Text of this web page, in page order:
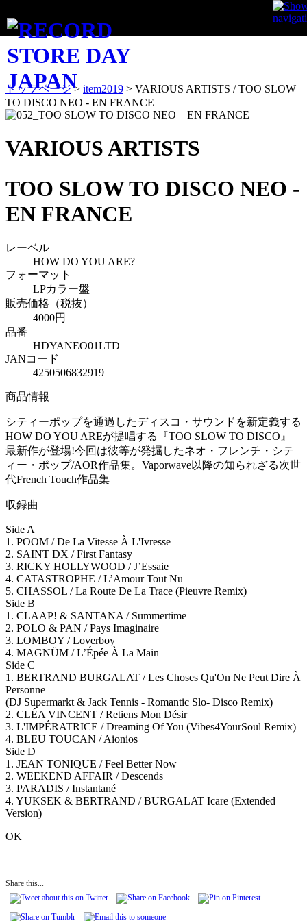
ITEM
トップページ > item2019 > VARIOUS ARTISTS / TOO SLOW
TO DISCO NEO - EN FRANCE
VARIOUS ARTISTS
TOO SLOW TO DISCO NEO -
EN FRANCE
レーベル
HOW DO YOU ARE?
フォーマット
LPカラー盤
販売価格（税抜）
4000円
品番
HDYANEO01LTD
JANコード
4250506832919
商品情報
シティーポップを通過したディスコ・サウンドを新定義する
HOW DO YOU AREが提唱する『TOO SLOW TO DISCO』
最新作が登場!今回は彼等が発掘したネオ・フレンチ・シテ
ィー・ポップ/AOR作品集。Vaporwave以降の知られざる次世
代French Touch作品集
収録曲
Side A
1. POOM / De La Vitesse À L'Ivresse
2. SAINT DX / First Fantasy
3. RICKY HOLLYWOOD / J’Essaie
4. CATASTROPHE / L’Amour Tout Nu
5. CHASSOL / La Route De La Trace (Pieuvre Remix)
Side B
1. CLAAP! & SANTANA / Summertime
2. POLO & PAN / Pays Imaginaire
3. LOMBOY / Loverboy
4. MAGNÜM / L’Épée À La Main
Side C
1. BERTRAND BURGALAT / Les Choses Qu'On Ne Peut Dire À
Personne
(DJ Supermarkt & Jack Tennis - Romantic Slo- Disco Remix)
2. CLÉA VINCENT / Retiens Mon Désir
3. L'IMPÉRATRICE / Dreaming Of You (Vibes4YourSoul Remix)
4. BLEU TOUCAN / Aionios
Side D
1. JEAN TONIQUE / Feel Better Now
2. WEEKEND AFFAIR / Descends
3. PARADIS / Instantané
4. YUKSEK & BERTRAND / BURGALAT Icare (Extended
Version)
OK
Share this...